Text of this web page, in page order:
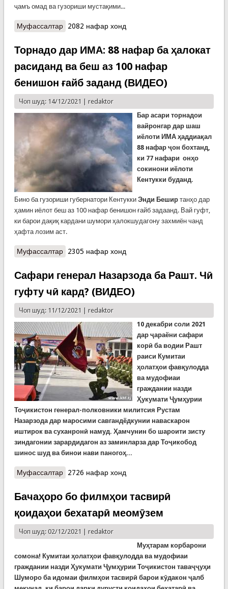
ҷамъ омад ва гузориши мустақими...
Муфассалтаро Дар КҲФ Паёми солонаи Сарвари давлатро
2082 нафар хонд
Торнадо дар ИМА: 88 нафар ба ҳалокат
расиданд ва беш аз 100 нафар
бенишон ғайб заданд (ВИДЕО)
Чоп шуд: 14/12/2021 | redaktor
Бар асари торнадои
вайронгар дар шаш
иёлоти ИМА ҳаддиақал
88 нафар ҷон бохтанд,
ки 77 нафари онҳо
сокинони иёлоти
Кентукки буданд.
Бино ба гузориши губернатори Кентукки Энди Беширтанҳо дар
ҳамин иёлот беш аз 100 нафар бенишон ғайб задаанд. Вай гуфт,
ки барои дақиқ кардани шумори ҳалокшудагону захмиён чанд
ҳафта лозим аст.
Муфассалтаро Торнадо дар ИМА: 88 нафар ба ҳалокат
заданд (ВИДЕО)
2305 нафар хонд
Сафари генерал Назарзода ба Рашт. Чӣ
гуфту чӣ кард? (ВИДЕО)
Чоп шуд: 11/12/2021 | redaktor
10 декабри соли 2021
дар ҷараёни сафари
корӣ ба водии Рашт
раиси Кумитаи
ҳолатҳои фавқулодда
ва мудофиаи
граждании назди
Ҳукумати Ҷумҳурии
Тоҷикистон генерал-полковники милитсия Рустам
Назарзода дар маросими савгандёдкунии наваскарон
иштирок ва суханронӣ намуд. Ҳамчунин бо шароити зисту
зиндагонии зарардидагон аз заминларза дар Тоҷикобод
шинос шуд ва бинои нави паногоҳ...
Муфассалтаро Сафари генерал Назарзода ба Рашт. Чӣ гуфту
2726 нафар хонд
Бачаҳоро бо филмҳои тасвирӣ
қоидаҳои бехатарӣ меомӯзем
Чоп шуд: 02/12/2021 | redaktor
Муҳтарам корбарони
сомона! Кумитаи ҳолатҳои фавқулодда ва мудофиаи
граждании назди Ҳукумати Ҷумҳурии Тоҷикистон таваҷҷуҳи
Шуморо ба идомаи филмҳои тасвирӣ барои кӯдакон ҷалб